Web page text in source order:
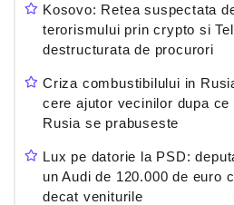
Kosovo: Retea suspectata
terorismului prin crypto si
destructurata de procurori
Criza combustibilului in
cere ajutor vecinilor dupa
Rusia se prabuseste
Lux pe datorie la PSD:
un Audi de 120.000 de euro
decat veniturile